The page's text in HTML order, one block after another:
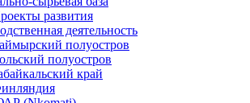
развития
деятельность
полуостров
полуостров
край